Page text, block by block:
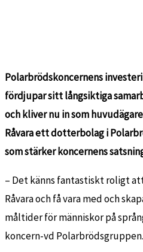
Polarbrödskoncernens
fördjupar sitt långsiktiga
och kliver nu in som
Råvara ett dotterbolag i
som stärker koncernens
– Det känns fantastiskt roligt
Råvara och få vara med och
måltider för människor på
koncern-vd Polarbrödsgruppen.